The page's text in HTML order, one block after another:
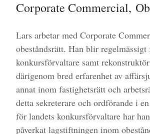
Corporate Commercial,
Lars arbetar med Corporate
obeståndsrätt. Han blir
konkursförvaltare samt
därigenom bred erfarenhet av
annat inom fastighetsrätt och
detta sekreterare och ordförande i
för landets konkursförvaltare har
påverkat lagstiftningen inom